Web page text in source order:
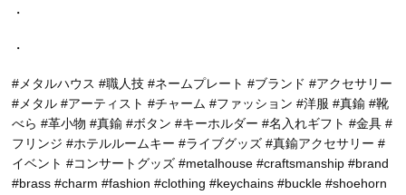
・
・
#メタルハウス #職人技 #ネームプレート #ブランド #アクセサリー
#メタル #アーティスト #チャーム #ファッション #洋服 #真鍮 #靴
べら #革小物 #真鍮 #ボタン #キーホルダー #名入れギフト #金具 #
フリンジ #ホテルルームキー #ライブグッズ #真鍮アクセサリー #
イベント #コンサートグッズ #metalhouse #craftsmanship #brand
#brass #charm #fashion #clothing #keychains #buckle #shoehorn